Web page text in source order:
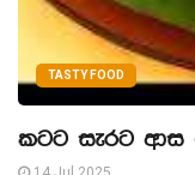
TASTY FOOD
කටට සැරට